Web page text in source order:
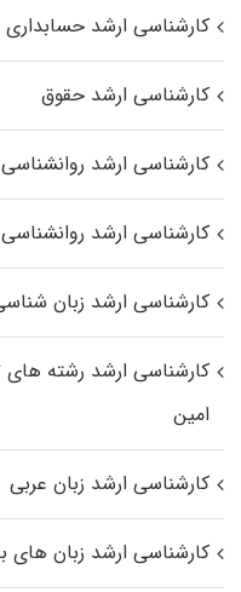
کارشناسی ارشد حسابداری
کارشناسی ارشد حقوق
کارشناسی ارشد روانشناسی
کارشناسی ارشد روانشناسی ۲
کارشناسی ارشد زبان
کارشناسی ارشد رﺷﺘﻪ
اﻣﻴﻦ
کارشناسی ارشد زبان عربی
کارشناسی ارشد زبان‌ های